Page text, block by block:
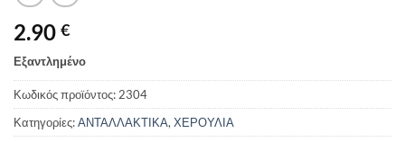
2.90 €
Εξαντλημένο
Κωδικός προϊόντος:2304
Κατηγορίες:ΑΝΤΑΛΛΑΚΤΙΚΑ,ΧΕΡΟΥΛΙΑ